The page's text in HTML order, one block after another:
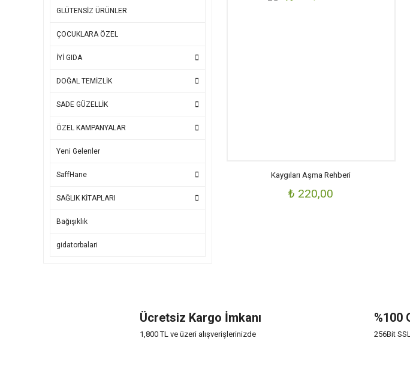
GLÜTENSİZ ÜRÜNLER
ÇOCUKLARA ÖZEL
İYİ GIDA
DOĞAL TEMİZLİK
SADE GÜZELLİK
ÖZEL KAMPANYALAR
Yeni Gelenler
SaffHane
SAĞLIK KİTAPLARI
Bağışıklık
gidatorbalari
Kaygıları Aşma Rehberi
₺ 220,00
Ücretsiz Kargo İmkanı
1,800 TL ve üzeri alışverişlerinizde
%100
256Bit